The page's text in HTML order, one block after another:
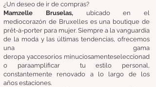
¿Un deseo de ir de compras?
Mamzelle Bruselas, ubicado en el
mediocorazón de Bruxelles es una boutique de
prêt-à-porter para mujer. Siempre a la vanguardia
de la moda y las últimas tendencias, ofrecemos
una gama
deropa yaccesorios minuciosamenteseleccionad
o paraamplificartu estilo personal,
constantemente renovado a lo largo de los
años estaciones.